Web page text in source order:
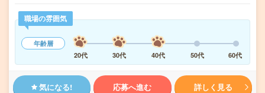
職場の雰囲気
年齢層
20代
30代 40代 50代 60代
気になる! 応募へ進む 詳しく見る